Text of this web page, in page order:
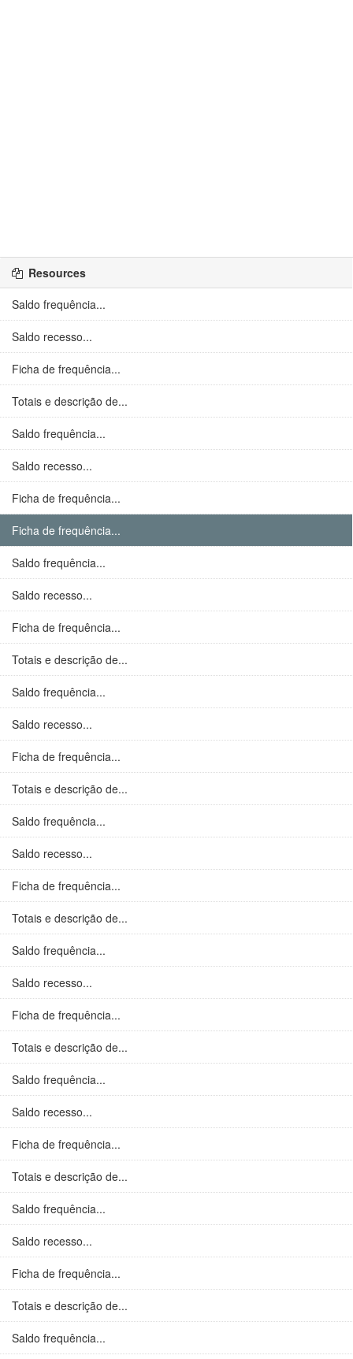
Resources
Saldo frequência...
Saldo recesso...
Ficha de frequência...
Totais e descrição de...
Saldo frequência...
Saldo recesso...
Ficha de frequência...
Ficha de frequência...
Saldo frequência...
Saldo recesso...
Ficha de frequência...
Totais e descrição de...
Saldo frequência...
Saldo recesso...
Ficha de frequência...
Totais e descrição de...
Saldo frequência...
Saldo recesso...
Ficha de frequência...
Totais e descrição de...
Saldo frequência...
Saldo recesso...
Ficha de frequência...
Totais e descrição de...
Saldo frequência...
Saldo recesso...
Ficha de frequência...
Totais e descrição de...
Saldo frequência...
Saldo recesso...
Ficha de frequência...
Totais e descrição de...
Saldo frequência...